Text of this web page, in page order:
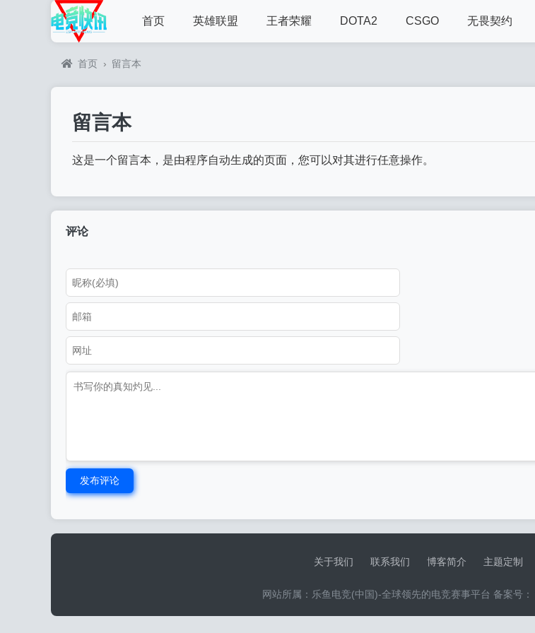
首页 英雄联盟 王者荣耀 DOTA2 CSGO 无畏契约
首页 › 留言本
留言本
这是一个留言本，是由程序自动生成的页面，您可以对其进行任意操作。
评论
发布评论
关于我们 联系我们 博客简介 主题定制
网站所属：乐鱼电竞(中国)-全球领先的电竞赛事平台 备案号：